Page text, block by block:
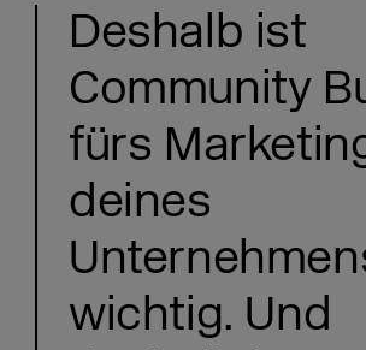
Deshalb ist
Community
fürs
deines
wichtig. Und